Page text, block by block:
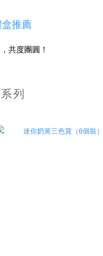
推薦
共度團圓！
列